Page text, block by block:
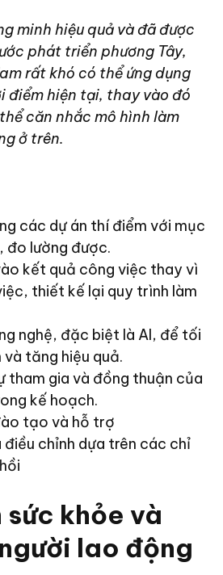
minh hiệu quả và đã được
phát triển phương Tây,
rất khó có thể ứng dụng
điểm hiện tại, thay vào đó
căn nhắc mô hình làm
ở trên.
các dự án thí điểm với mục
đo lường được.
kết quả công việc thay vì
thiết kế lại quy trình làm
nghệ, đặc biệt là AI, để tối
và tăng hiệu quả.
tham gia và đồng thuận của
kế hoạch.
tạo và hỗ trợ
điều chỉnh dựa trên các chỉ
khỏe và
lao động